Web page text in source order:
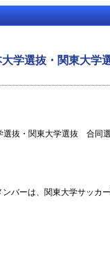
大学選抜・関東大
選抜・関東大学選抜 合同
バーは、関東大学サッカ